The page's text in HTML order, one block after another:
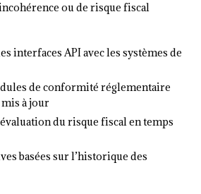
ou de risque fiscal
interfaces API avec les systèmes de
de conformité réglementaire
à jour
du risque fiscal en temps
basées sur l’historique des